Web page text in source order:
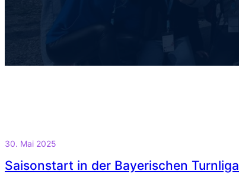
30. Mai 2025
Saisonstart in der Bayerischen Turnliga